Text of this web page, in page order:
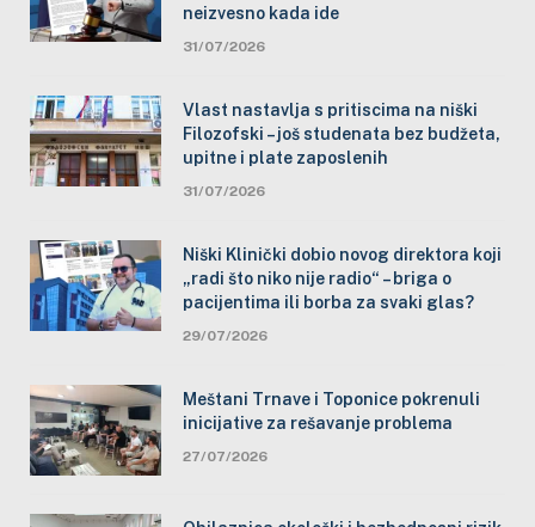
neizvesno kada ide
31/07/2026
Vlast nastavlja s pritiscima na niški
Filozofski – još studenata bez budžeta,
upitne i plate zaposlenih
31/07/2026
Niški Klinički dobio novog direktora koji
„radi što niko nije radio“ – briga o
pacijentima ili borba za svaki glas?
29/07/2026
Meštani Trnave i Toponice pokrenuli
inicijative za rešavanje problema
27/07/2026